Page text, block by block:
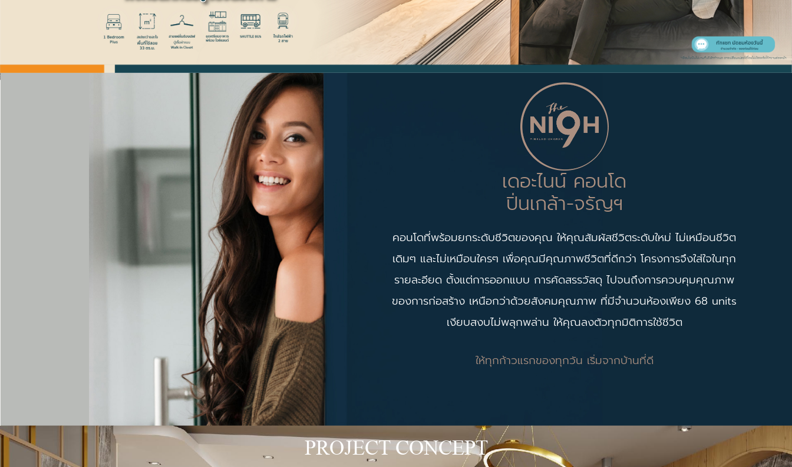
เดอะไนน์ คอนโด
ปิ่นเกล้า-จรัญฯ
คอนโดที่พร้อมยกระดับชีวิตของคุณ ให้คุณสัมผัสชีวิตระดับใหม่ ไม่เหมือนชีวิต
เดิมๆ และไม่เหมือนใครๆ เพื่อคุณมีคุณภาพชีวิตที่ดีกว่า โครงการจึงใส่ใจในทุก
รายละอียด ตั้งแต่การออกแบบ การคัดสรรวัสดุ ไปจนถึงการควบคุมคุณภาพ
ของการก่อสร้าง เหนือกว่าด้วยสังคมคุณภาพ ที่มีจำนวนห้องเพียง 68 units
เงียบสงบไม่พลุกพล่าน ให้คุณลงตัวทุกมิติการใช้ชีวิต
ให้ทุกก้าวแรกของทุกวัน เริ่มจากบ้านที่ดี
PROJECT CONCEPT